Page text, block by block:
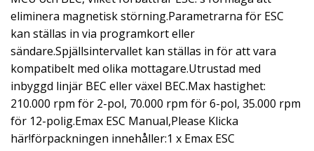
eliminera magnetisk störning.Parametrarna för ESC
kan ställas in via programkort eller
sändare.Spjällsintervallet kan ställas in för att vara
kompatibelt med olika mottagare.Utrustad med
inbyggd linjär BEC eller växel BEC.Max hastighet:
210.000 rpm för 2-pol, 70.000 rpm för 6-pol, 35.000 rpm
för 12-polig.Emax ESC Manual,Please Klicka
här!förpackningen innehåller:1 x Emax ESC